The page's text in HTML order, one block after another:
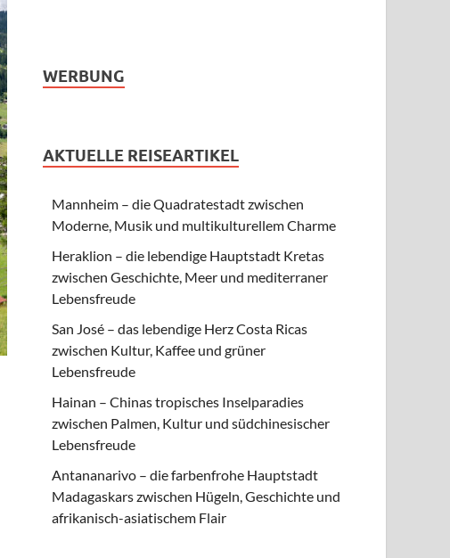
WERBUNG
AKTUELLE REISEARTIKEL
Mannheim – die Quadratestadt zwischen
Moderne, Musik und multikulturellem Charme
Heraklion – die lebendige Hauptstadt Kretas
zwischen Geschichte, Meer und mediterraner
Lebensfreude
San José – das lebendige Herz Costa Ricas
zwischen Kultur, Kaffee und grüner
Lebensfreude
Hainan – Chinas tropisches Inselparadies
zwischen Palmen, Kultur und südchinesischer
Lebensfreude
Antananarivo – die farbenfrohe Hauptstadt
Madagaskars zwischen Hügeln, Geschichte und
afrikanisch-asiatischem Flair